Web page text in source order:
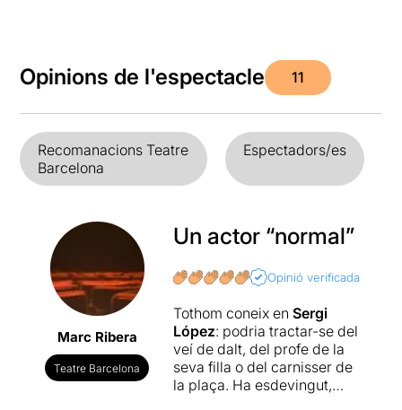
Opinions de l'espectacle 11
Recomanacions Teatre
Barcelona
Espectadors/es
Marc Ribera
Teatre Barcelona
Un actor “normal”
Opinió verificada
Tothom coneix en Sergi
López: podria tractar-se del
veí de dalt, del profe de la
seva filla o del carnisser de
la plaça. Ha esdevingut,